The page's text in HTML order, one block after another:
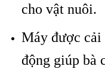
cho vật nuôi.
Máy được
động giúp bà